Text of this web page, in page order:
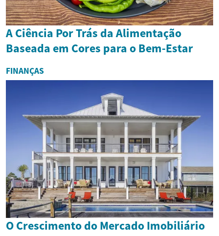
A Ciência Por Trás da Alimentação
Baseada em Cores para o Bem-Estar
FINANÇAS
O Crescimento do Mercado Imobiliário